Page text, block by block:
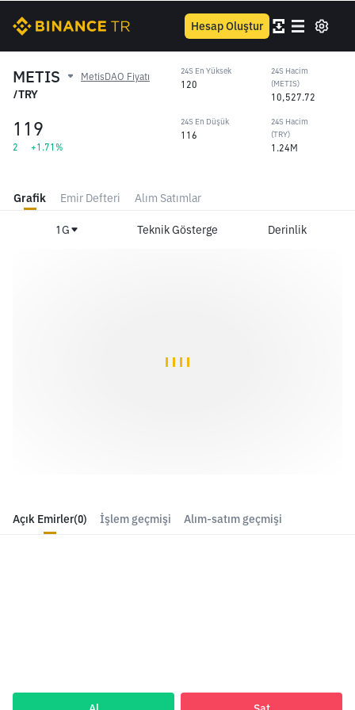
Hesap Oluştur
METIS MetisDAO Fiyatı
/TRY
119
2 +1.71%
24S En Yüksek
120
24S En Düşük
116
24S Hacim
(METIS)
10,527.72
24S Hacim
(TRY)
1.24M
Açık Emirler(0) İşlem geçmişi Alım-satım geçmişi
Grafik Emir Defteri Alım Satımlar
1G Teknik Gösterge Derinlik